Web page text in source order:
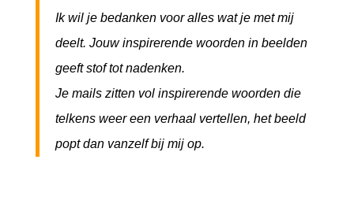
Ik wil je bedanken voor alles wat je met mij
deelt. Jouw inspirerende woorden in beelden
geeft stof tot nadenken.
Je mails zitten vol inspirerende woorden die
telkens weer een verhaal vertellen, het beeld
popt dan vanzelf bij mij op.